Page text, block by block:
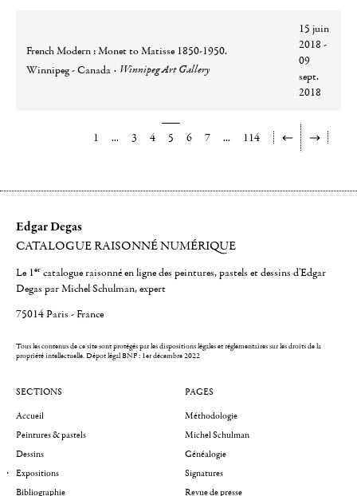
French Modern : Monet to Matisse 1850-1950.
Ville
Winnipeg - Canada
Lieu Winnipeg Art Gallery
15 juin
2018 -
09
sept.
2018
1 ... 3 4 5 6 7 ... 114
Edgar Degas
CATALOGUE RAISONNÉ NUMÉRIQUE
Le 1er catalogue raisonné en ligne des peintures, pastels et dessins d'Edgar
Degas par Michel Schulman, expert
75014 Paris - France
Tous les contenus de ce site sont protégés par les dispositions légales et réglementaires sur les droits de la
propriété intellectuelle.Dépot légal BNF : 1er décembre 2022
SECTIONS
Accueil
Peintures & pastels
Dessins
Expositions
Bibliographie
PAGES
Méthodologie
Michel Schulman
Généalogie
Signatures
Revue de presse